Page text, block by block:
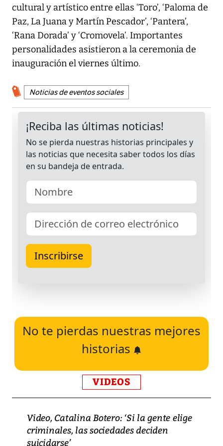
cultural y artístico entre ellas ‘Toro’, ‘Paloma de
Paz, La Juana y Martín Pescador’, ‘Pantera’,
‘Rana Dorada’ y ‘Cromovela’. Importantes
personalidades asistieron a la ceremonia de
inauguración el viernes último.
Noticias de eventos sociales
No te pierdas nuestras mejores
historias
VIDEOS
Video, Catalina Botero: ‘Si la gente elige
criminales, las sociedades deciden
suicidarse’